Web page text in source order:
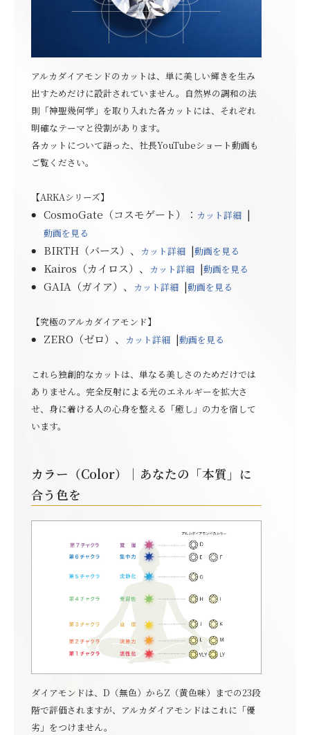
アルカダイアモンドのカットは、単に美しい輝きを生み
出すためだけに設計されていません。自然界の調和の法
則「神聖幾何学」を取り入れた各カットには、それぞれ
明確なテーマと役割があります。
各カットについて語った、社長YouTubeショート動画も
ご覧ください。
【ARKAシリーズ】
CosmoGate（コスモゲート） ： カット詳細 |
動画を見る
BIRTH（バース）、 カット詳細 |動画を見る
Kairos（カイロス）、 カット詳細 |動画を見る
GAIA（ガイア）、 カット詳細 |動画を見る
【究極のアルカダイアモンド】
ZERO（ゼロ）、 カット詳細 |動画を見る
これら独創的なカットは、単なる美しさのためだけでは
ありません。完全反射による光のエネルギーを拡大さ
せ、身に着ける人の心身を整える「癒し」の力を宿して
います。
カラー（Color）｜あなたの「本質」に
合う色を
ダイアモンドは、D（無色）からZ（黄色味）までの23段
階で評価されますが、アルカダイアモンドはこれに「優
劣」をつけません。